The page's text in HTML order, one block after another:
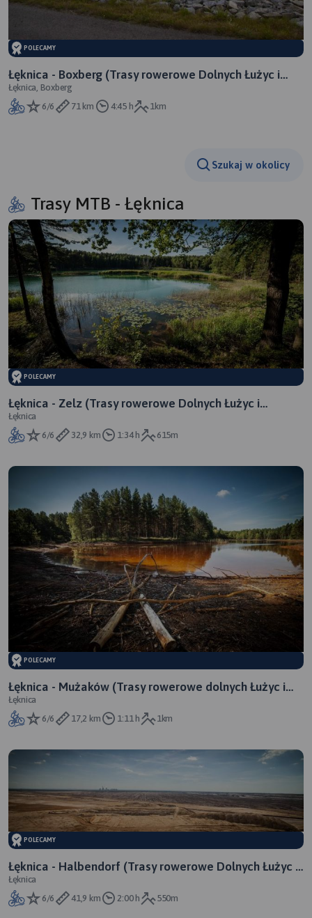
POLECAMY
Łęknica - Boxberg (Trasy rowerowe Dolnych Łużyc i
Mużakowa)
Łęknica, Boxberg
6/6
71 km 4:45 h 1km
Szukaj w okolicy
Trasy MTB - Łęknica
POLECAMY
Łęknica - Zelz (Trasy rowerowe Dolnych Łużyc i
Mużakowa)
Łęknica
6/6
32,9 km 1:34 h 615m
POLECAMY
Łęknica - Mużaków (Trasy rowerowe dolnych Łużyc i
Mużakowa) Park Muzakowski i Geopark 1 dnia
Łęknica
6/6
17,2 km 1:11 h 1km
POLECAMY
Łęknica - Halbendorf (Trasy rowerowe Dolnych Łużyc i
Mużakowa)
Łęknica
6/6
41,9 km 2:00 h 550m